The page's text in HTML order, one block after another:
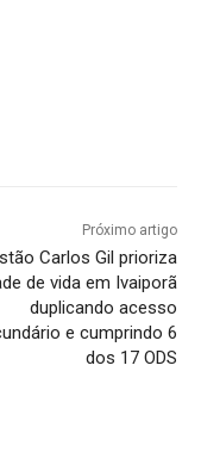
Próximo artigo
Carlos Gil prioriza
de vida em Ivaiporã
duplicando acesso
e cumprindo 6
dos 17 ODS